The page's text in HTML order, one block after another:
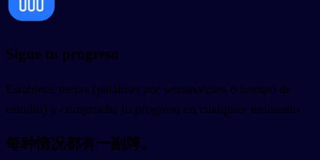
Sigue tu progreso
Establece metas (palabras por semana/mes o tiempo de
estudio) y comprueba tu progreso en cualquier momento.
每种情况都有一副牌。